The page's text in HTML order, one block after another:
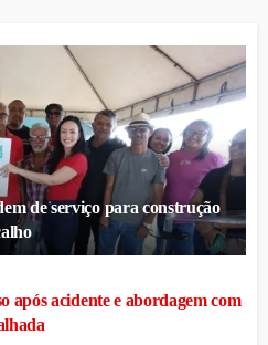
de serviço para construção
após acidente e abordagem com